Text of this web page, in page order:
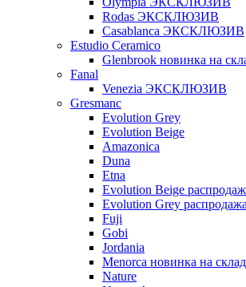
Rodas ЭКСКЛЮЗИВ
Сasablanca ЭКСКЛЮЗИВ
Estudio Ceramico
Glenbrook новинка на
Fanal
Venezia ЭКСКЛЮЗИВ
Gresmanc
Evolution Grey
Evolution Beige
Amazonica
Duna
Etna
Evolution Beige
Evolution Grey распродажа
Fuji
Gobi
Jordania
Menorca новинка на
Nature